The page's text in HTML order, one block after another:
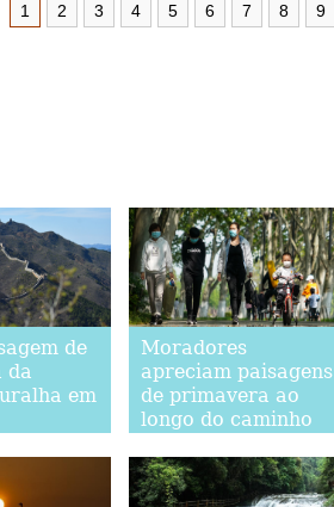
1 2 3 4 5 6 7 8 9
de
da
em
Moradores
apreciam paisagens
de primavera ao
longo do caminho
Donghu em Wuhan